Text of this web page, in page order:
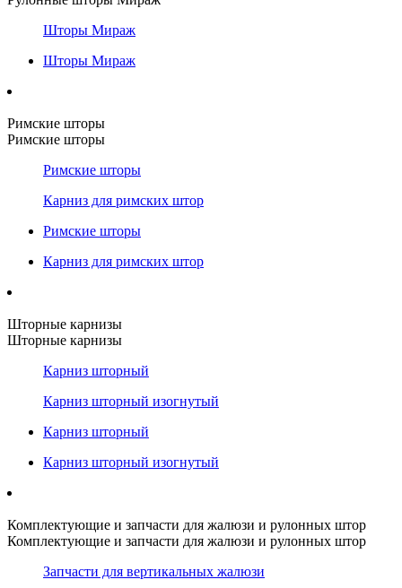
Шторы Мираж
Шторы Мираж
Римские шторы
Римские шторы
Римские шторы
Карниз для римских штор
Римские шторы
Карниз для римских штор
Шторные карнизы
Шторные карнизы
Карниз шторный
Карниз шторный изогнутый
Карниз шторный
Карниз шторный изогнутый
Комплектующие и запчасти для жалюзи и рулонных штор
Комплектующие и запчасти для жалюзи и рулонных штор
Запчасти для вертикальных жалюзи